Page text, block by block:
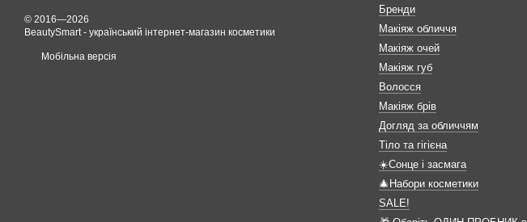
© 2016—2026
BeautySmart - український інтернет-магазин косметики
Мобільна версія
Бренди
Макіяж обличчя
Макіяж очей
Макіяж губ
Волосся
Макіяж брів
Догляд за обличчям
Тіло та гігієна
☀️Сонце і засмага
🎄Набори косметики
SALE!